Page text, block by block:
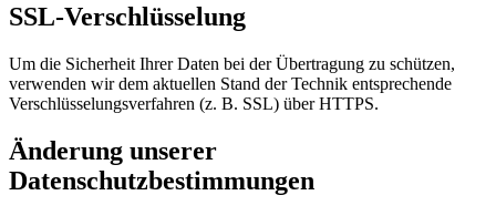
SSL-Verschlüsselung
Um die Sicherheit Ihrer Daten bei der Übertragung zu schützen,
verwenden wir dem aktuellen Stand der Technik entsprechende
Verschlüsselungsverfahren (z. B. SSL) über HTTPS.
Änderung unserer
Datenschutzbestimmungen